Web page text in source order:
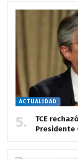
ACTUALIDAD
TCE
Presidente